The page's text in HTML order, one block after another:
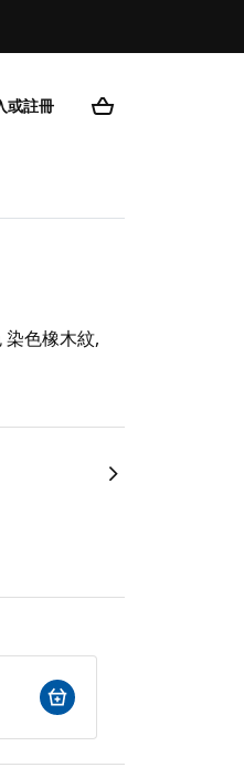
或註冊
色橡木紋,